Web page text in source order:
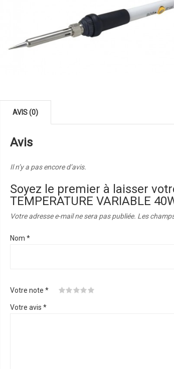
AVIS (0)
Avis
Il n’y a pas encore d’avis.
Soyez le premier à laisser
TEMPERATURE VARIABLE
Votre adresse e-mail ne sera pas publiée. Les
Nom *
Votre note *
Votre avis *